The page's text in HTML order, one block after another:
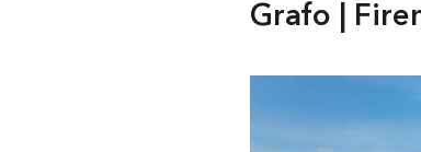
Grafo |